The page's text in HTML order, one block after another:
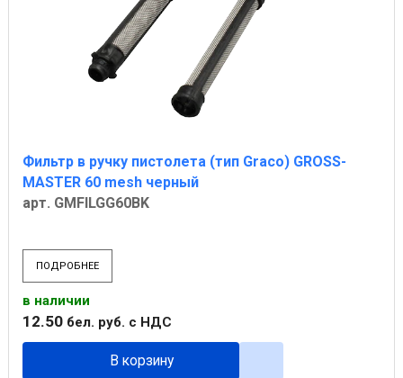
Фильтр в ручку пистолета (тип Graco) GROSS-
MASTER 60 mesh черный
арт. GMFILGG60BK
ПОДРОБНЕЕ
в наличии
12.50 бел. руб. с НДС
В корзину